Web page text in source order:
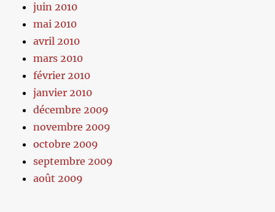
juin 2010
mai 2010
avril 2010
mars 2010
février 2010
janvier 2010
décembre 2009
novembre 2009
octobre 2009
septembre 2009
août 2009